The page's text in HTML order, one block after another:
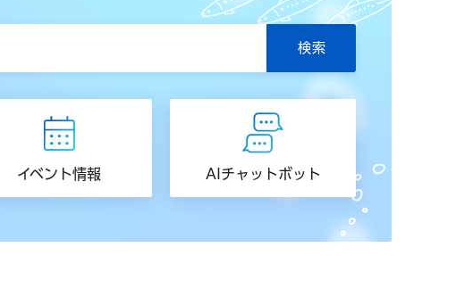
イベント情報 AIチャットボット